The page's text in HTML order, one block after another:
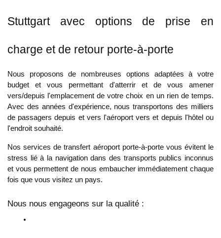
Stuttgart avec options de prise en
charge et de retour porte-à-porte
Nous proposons de nombreuses options adaptées à votre
budget et vous permettant d'atterrir et de vous amener
vers/depuis l'emplacement de votre choix en un rien de temps.
Avec des années d'expérience, nous transportons des milliers
de passagers depuis et vers l'aéroport vers et depuis l'hôtel ou
l'endroit souhaité.
Nos services de transfert aéroport porte-à-porte vous évitent le
stress lié à la navigation dans des transports publics inconnus
et vous permettent de nous embaucher immédiatement chaque
fois que vous visitez un pays.
Nous nous engageons sur la qualité :